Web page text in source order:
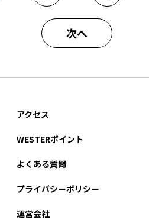
次へ
アクセス
WESTERポイント
よくある質問
プライバシーポリシー
運営会社